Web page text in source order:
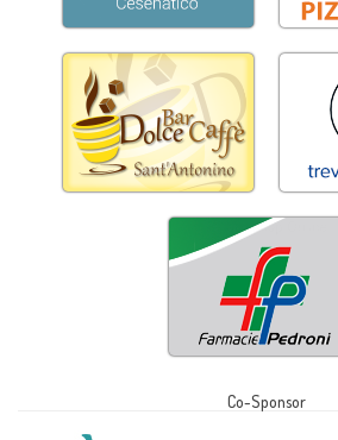
Co-Sponsor